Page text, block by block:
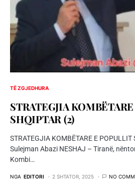
TË ZGJEDHURA
STRATEGJIA
SHQIPTAR (2)
STRATEGJIA KOMBЁTARE E POPULLIT
Sulejman Abazi NESHAJ – Tiranë,
Kombi…
NGA EDITORI 2 SHTATOR, 2025 NO